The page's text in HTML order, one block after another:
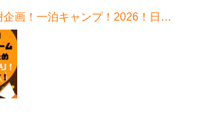
企画！一泊キャンプ！2026！日程